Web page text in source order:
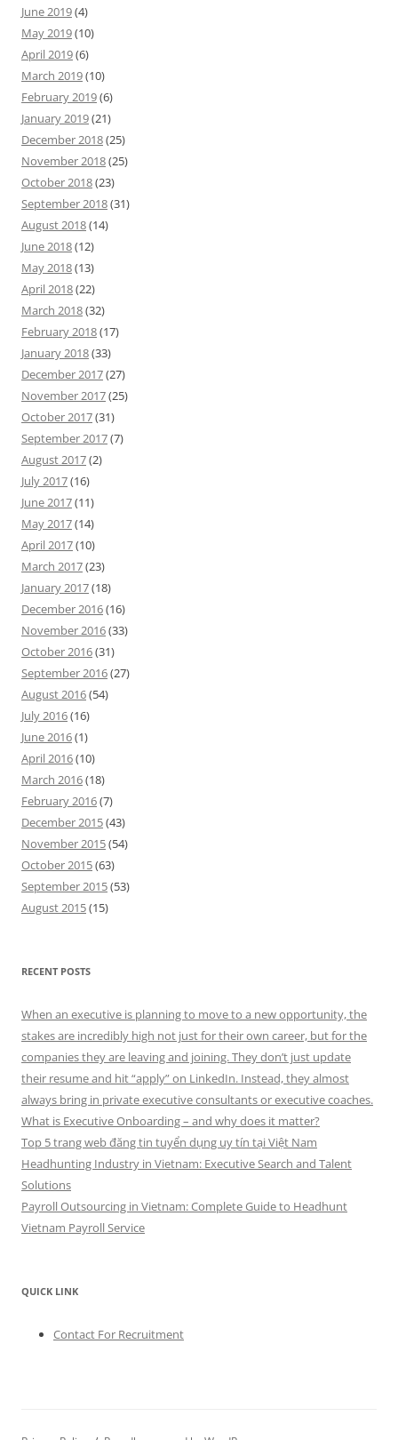
June 2019(4)
May 2019(10)
April 2019(6)
March 2019(10)
February 2019(6)
January 2019(21)
December 2018(25)
November 2018(25)
October 2018(23)
September 2018(31)
August 2018(14)
June 2018(12)
May 2018(13)
April 2018(22)
March 2018(32)
February 2018(17)
January 2018(33)
December 2017(27)
November 2017(25)
October 2017(31)
September 2017(7)
August 2017(2)
July 2017(16)
June 2017(11)
May 2017(14)
April 2017(10)
March 2017(23)
January 2017(18)
December 2016(16)
November 2016(33)
October 2016(31)
September 2016(27)
August 2016(54)
July 2016(16)
June 2016(1)
April 2016(10)
March 2016(18)
February 2016(7)
December 2015(43)
November 2015(54)
October 2015(63)
September 2015(53)
August 2015(15)
RECENT POSTS
When an executive is planning to move to a new opportunity, the
stakes are incredibly high not just for their own career, but for the
companies they are leaving and joining. They don’t just update
their resume and hit “apply” on LinkedIn. Instead, they almost
always bring in private executive consultants or executive coaches.
What is Executive Onboarding – and why does it matter?
Top 5 trang web đăng tin tuyển dụng uy tín tại Việt Nam
Headhunting Industry in Vietnam: Executive Search and Talent
Solutions
Payroll Outsourcing in Vietnam: Complete Guide to Headhunt
Vietnam Payroll Service
QUICK LINK
Contact For Recruitment